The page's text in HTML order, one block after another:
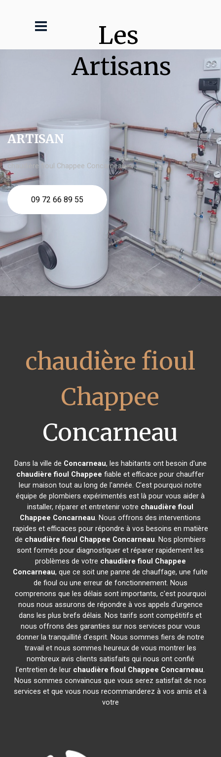
Les
Artisans
ARTISAN
chaudière fioul Chappee Concarneau
09 72 66 89 55
chaudière fioul
Chappee
Concarneau
Dans la ville de Concarneau, les habitants ont besoin d'une
chaudière fioul Chappee fiable et efficace pour chauffer
leur maison tout au long de l'année. C'est pourquoi notre
équipe de plombiers expérimentés est là pour vous aider à
installer, réparer et entretenir votre chaudière fioul
Chappee Concarneau. Nous offrons des interventions
rapides et efficaces pour répondre à vos besoins en matière
de chaudière fioul Chappee Concarneau. Nos plombiers
sont formés pour diagnostiquer et réparer rapidement les
problèmes de votre chaudière fioul Chappee
Concarneau, que ce soit une panne de chauffage, une fuite
de fioul ou une erreur de fonctionnement. Nous
comprenons que les délais sont importants, c'est pourquoi
nous nous assurons de répondre à vos appels d'urgence
dans les plus brefs délais. Nos tarifs sont compétitifs et
nous offrons des garanties sur nos services pour vous
donner la tranquillité d'esprit. Nous sommes fiers de notre
travail et nous sommes heureux de vous montrer les
nombreux avis clients satisfaits qui nous ont confié
l'entretien de leur chaudière fioul Chappee Concarneau.
Nous sommes convaincus que vous serez satisfait de nos
services et que vous nous recommanderez à vos amis et à
votre